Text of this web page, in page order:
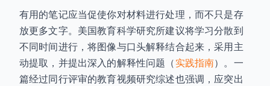
有用的笔记应当促使你对材料进行处理，而不只是存
放更多文字。美国教育科学研究所建议将学习分散到
不同时间进行，将图像与口头解释结合起来，采用主
动提取，并提出深入的解释性问题（实践指南）。一
篇经过同行评审的教育视频研究综述也强调，应突出